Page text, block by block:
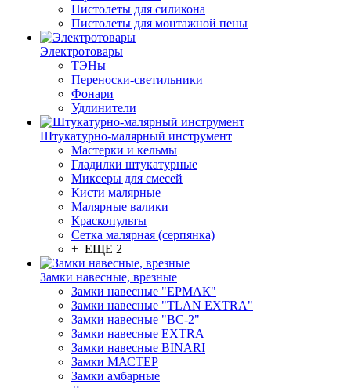
Пистолеты для силикона
Пистолеты для монтажной пены
Электротовары
ТЭНы
Переноски-светильники
Фонари
Удлинители
Штукатурно-малярный инструмент
Мастерки и кельмы
Гладилки штукатурные
Миксеры для смесей
Кисти малярные
Малярные валики
Краскопульты
Сетка малярная (серпянка)
+ ЕЩЕ 2
Замки навесные, врезные
Замки навесные "ЕРМАК"
Замки навесные "TLAN EXTRA"
Замки навесные "ВС-2"
Замки навесные EXTRA
Замки навесные BINARI
Замки МАСТЕР
Замки амбарные